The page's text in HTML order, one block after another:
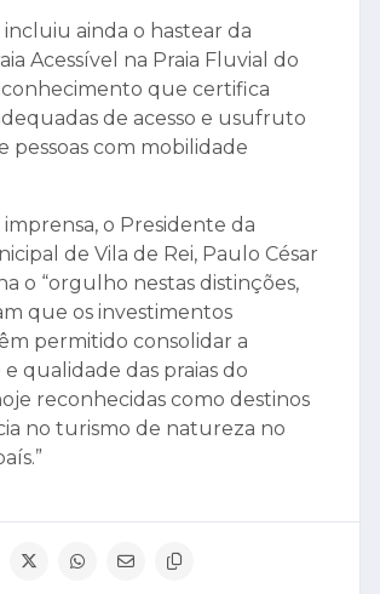
incluiu ainda o hastear da
Acessível na Praia Fluvial do
que certifica
de acesso e usufruto
pessoas com mobilidade
o Presidente da
de Vila de Rei, Paulo César
o “orgulho nestas distinções,
que os investimentos
permitido consolidar a
qualidade das praias do
reconhecidas como destinos
no turismo de natureza no